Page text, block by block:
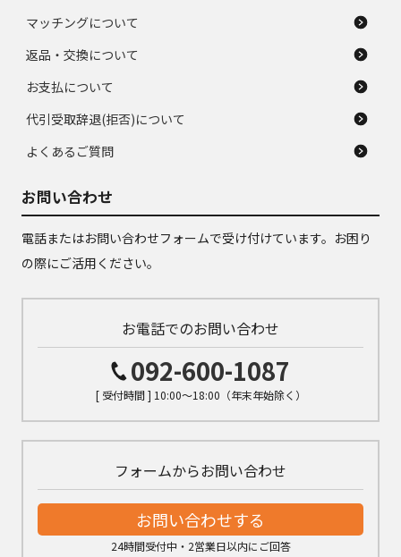
マッチングについて
返品・交換について
お支払について
代引受取辞退(拒否)について
よくあるご質問
お問い合わせ
電話またはお問い合わせフォームで受け付けています。お困り
の際にご活用ください。
お電話でのお問い合わせ
092-600-1087
[ 受付時間 ] 10:00～18:00（年末年始除く）
フォームからお問い合わせ
お問い合わせする
24時間受付中・2営業日以内にご回答